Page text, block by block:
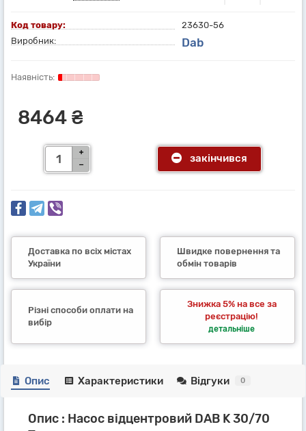
Код товару:
23630-56
Виробник:
Dab
8464 ₴
закінчився
Доставка по всіх містах
України
Швидке повернення та
обмін товарів
Різні способи оплати на
вибір
Знижка 5% на все за
реєстрацію!
детальніше
Опис Характеристики Відгуки 0
Опис : Насос відцентровий DAB K 30/70